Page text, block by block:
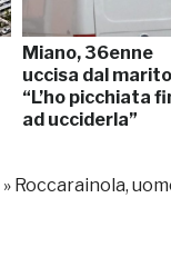
Miano, 36enne
uccisa dal
“L’ho picchiata
ad ucciderla”
» Roccarainola,